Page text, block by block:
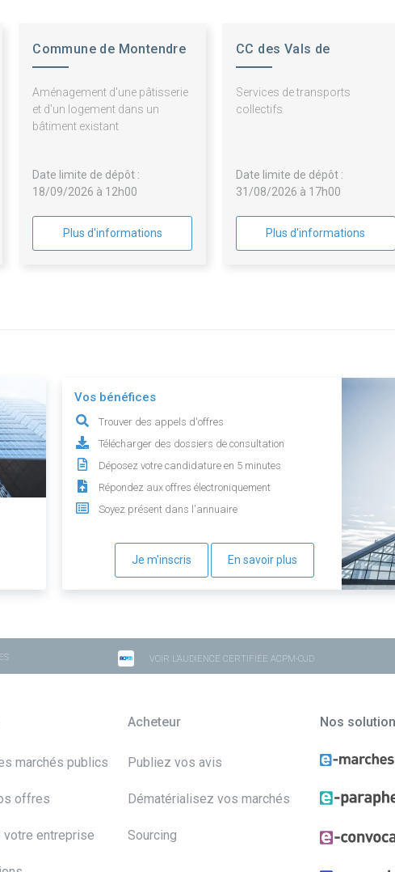
Commune de Montendre
Aménagement d'une pâtisserie
et d'un logement dans un
bâtiment existant
Date limite de dépôt :
18/09/2026 à 12h00
Plus d'informations
CC des Vals de
Services de transports
collectifs
Date limite de dépôt :
31/08/2026 à 17h00
Plus d'informations
Vos bénéfices
Trouver des appels d'offres
Télécharger des dossiers de consultation
Déposez votre candidature en 5 minutes
Répondez aux offres électroniquement
Soyez présent dans l'annuaire
Je m'inscris En savoir plus
VOIR L'AUDIENCE CERTIFIÉE ACPM-OJD
marchés publics
offres
votre entreprise
Acheteur
Publiez vos avis
Dématérialisez vos marchés
Sourcing
Nos